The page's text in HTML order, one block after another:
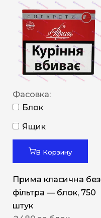
Фасовка:
Блок
Ящик
В Корзину
Прима класична без
фільтра — блок, 750
штук